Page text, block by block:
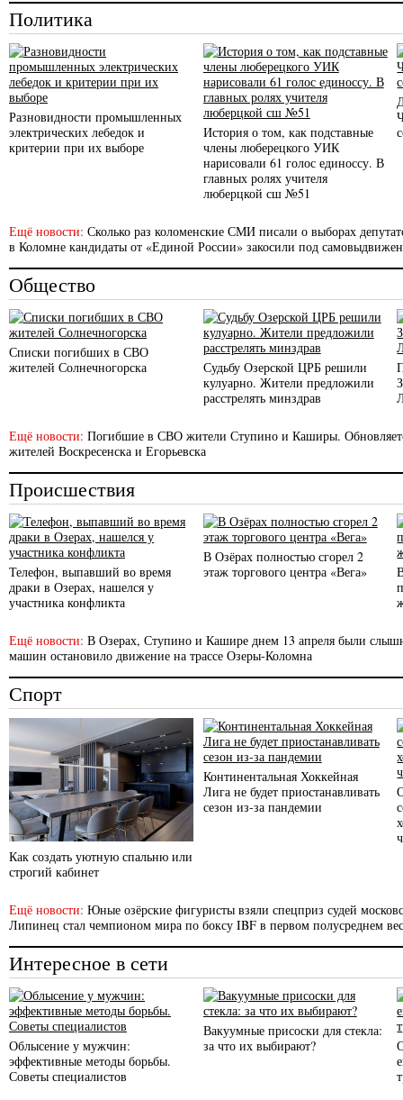
Политика
Разновидности промышленных
электрических лебедок и
критерии при их выборе
История о том, как подставные
члены люберецкого УИК
нарисовали 61 голос единоссу. В
главных ролях учителя
люберцкой сш №51
Ещё новости: Сколько раз коломенские СМИ писали о выборах
в Коломне кандидаты от «Единой России» закосили под
Общество
Списки погибших в СВО
жителей Солнечногорска
Судьбу Озерской ЦРБ решили
кулуарно. Жители предложили
расстрелять минздрав
Ещё новости: Погибшие в СВО жители Ступино и Каширы.
жителей Воскресенска и Егорьевска
Происшествия
Телефон, выпавший во время
драки в Озерах, нашелся у
участника конфликта
В Озёрах полностью сгорел 2
этаж торгового центра «Вега»
Ещё новости: В Озерах, Ступино и Кашире днем 13 апреля были
машин остановило движение на трассе Озеры-Коломна
Спорт
Как создать уютную спальню или
строгий кабинет
Континентальная Хоккейная
Лига не будет приостанавливать
сезон из-за пандемии
Ещё новости: Юные озёрские фигуристы взяли спецприз судей
Липинец стал чемпионом мира по боксу IBF в первом полусреднем
Интересное в сети
Облысение у мужчин:
эффективные методы борьбы.
Советы специалистов
Вакуумные присоски для стекла:
за что их выбирают?